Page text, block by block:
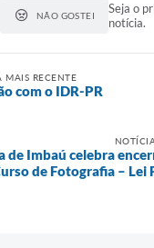
NÃO GOSTEI
Seja o
notícia.
MAIS RECENTE
com o IDR-PR
de Imbaú celebra
de Fotografia – Lei